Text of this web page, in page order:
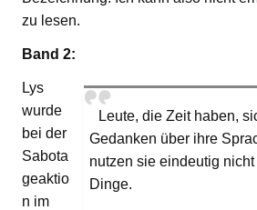
zu lesen.
Band 2:
Leute, die Zeit haben,
Gedanken über ihre
nutzen sie eindeutig
Dinge.
Lys
wurde
bei der
Sabota
geaktio
n im